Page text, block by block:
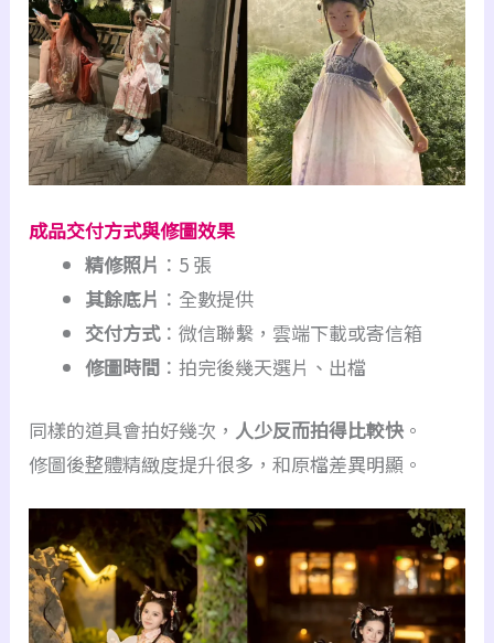
成品交付方式與修圖效果
精修照片 ：5 張
其餘底片 ：全數提供
交付方式：微信聯繫，雲端下載或寄信箱
修圖時間 ：拍完後幾天選片、出檔
同樣的道具會拍好幾次， 人少反而拍得比較快 。
修圖後整體精緻度提升很多，和原檔差異明顯。